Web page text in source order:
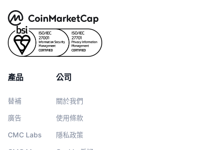
產品
替補
廣告
CMC Labs
公司
關於我們
使用條款
隱私政策